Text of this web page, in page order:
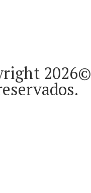
2026©